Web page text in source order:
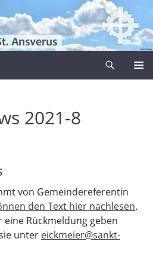
2021-8
von Gemeindereferentin
den Text hier nachlesen.
eine Rückmeldung geben
unter eickmeier@sankt-